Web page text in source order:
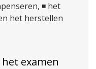
◾ het
het herstellen
examen